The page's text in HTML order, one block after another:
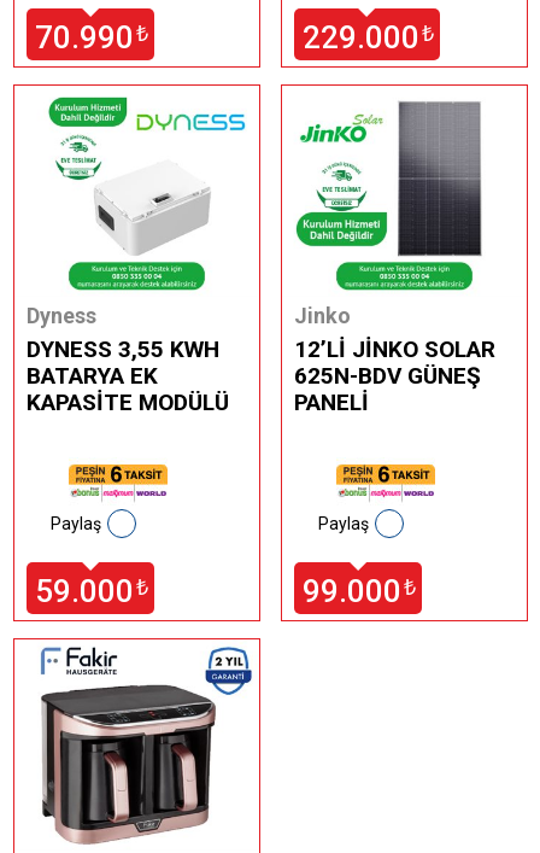
70.990 ₺ 229.000 ₺
Dyness
DYNESS 3,55 KWH
BATARYA EK
KAPASİTE MODÜLÜ
59.000 ₺
Paylaş
Jinko
12’Lİ JİNKO SOLAR
625N-BDV GÜNEŞ
PANELİ
99.000 ₺
Paylaş